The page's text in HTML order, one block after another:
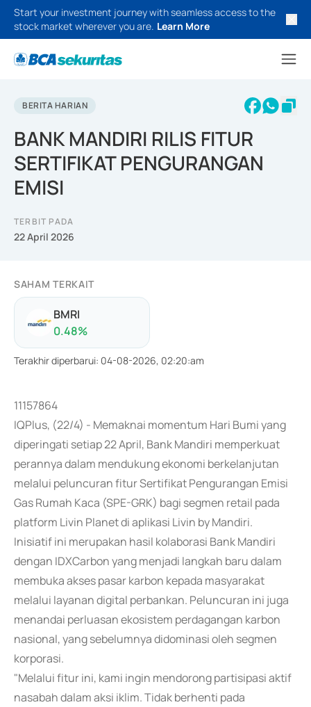
Start your investment journey with seamless access to the
stock market wherever you are. Learn More
BERITA HARIAN
BANK MANDIRI RILIS FITUR
SERTIFIKAT PENGURANGAN
EMISI
TERBIT PADA
22 April 2026
SAHAM TERKAIT
BMRI
0.48%
Terakhir diperbarui: 04-08-2026, 02:20:am
11157864
IQPlus, (22/4) - Memaknai momentum Hari Bumi yang
diperingati setiap 22 April, Bank Mandiri memperkuat
perannya dalam mendukung ekonomi berkelanjutan
melalui peluncuran fitur Sertifikat Pengurangan Emisi
Gas Rumah Kaca (SPE-GRK) bagi segmen retail pada
platform Livin Planet di aplikasi Livin by Mandiri.
Inisiatif ini merupakan hasil kolaborasi Bank Mandiri
dengan IDXCarbon yang menjadi langkah baru dalam
membuka akses pasar karbon kepada masyarakat
melalui layanan digital perbankan. Peluncuran ini juga
menandai perluasan ekosistem perdagangan karbon
nasional, yang sebelumnya didominasi oleh segmen
korporasi.
"Melalui fitur ini, kami ingin mendorong partisipasi aktif
nasabah dalam aksi iklim. Tidak berhenti pada